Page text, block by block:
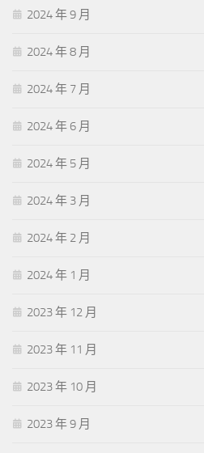
2024 年 9 月
2024 年 8 月
2024 年 7 月
2024 年 6 月
2024 年 5 月
2024 年 3 月
2024 年 2 月
2024 年 1 月
2023 年 12 月
2023 年 11 月
2023 年 10 月
2023 年 9 月